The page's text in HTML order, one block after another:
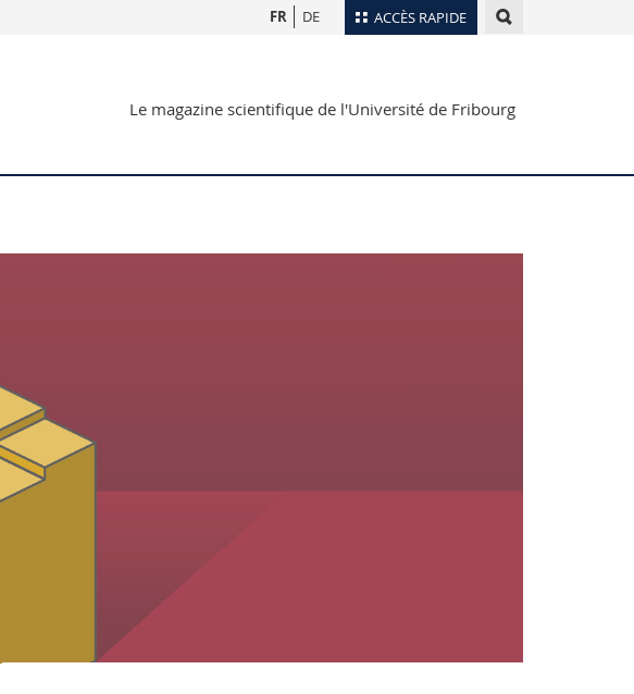
ACCÈS RAPIDE
Futurs étudiants
Chercheurs
Plan d'accès
Webmail
FR DE
Le magazine scientifique de l'Université de Fribourg